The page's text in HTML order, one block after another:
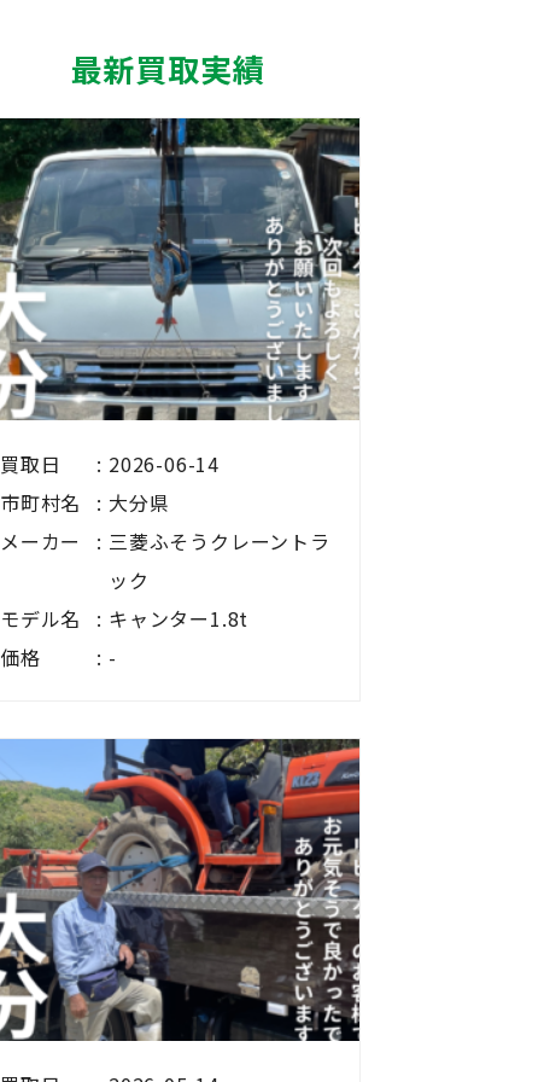
最新買取実績
買取日
2026-06-14
市町村名
大分県
メーカー
三菱ふそうクレーントラ
ック
モデル名
キャンター1.8t
価格
-